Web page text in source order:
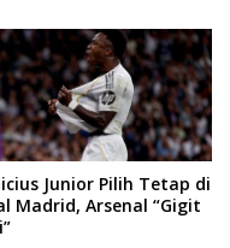
Junior Pilih Tetap di
Madrid, Arsenal “Gigit